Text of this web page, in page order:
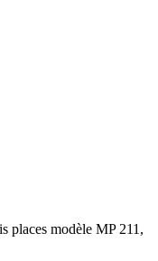
places modèle MP 211,